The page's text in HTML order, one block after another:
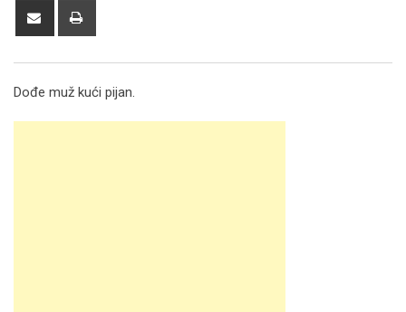
Share
Dođe muž kući pijan.